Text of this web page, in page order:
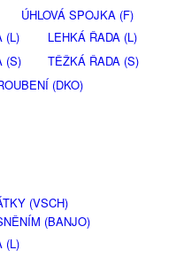
(L)
(S)
ÚHLOVÁ SPOJKA (F)
LEHKÁ ŘADA (L)
TĚŽKÁ ŘADA (S)
(DKO)
(VSCH)
(BANJO)
(L)